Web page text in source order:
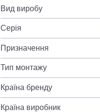
Вид виробу
Серія
Призначення
Тип монтажу
Країна бренду
Країна виробник